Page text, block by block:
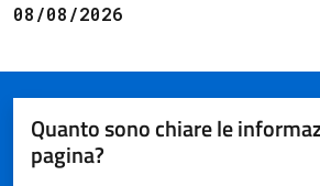
08/08/2026
Quanto sono chiare le
pagina?